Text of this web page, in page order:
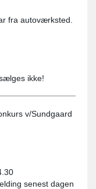
fra autoværksted.
ikke!
v/Sundgaard
senest dagen